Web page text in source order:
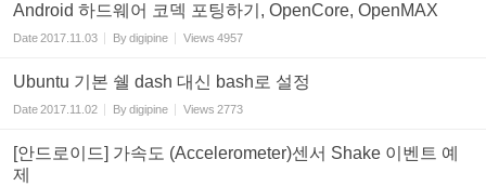
Android 하드웨어 코덱 포팅하기, OpenCore, OpenMAX
Date2017.11.03 Bydigipine Views 4957
Ubuntu 기본 쉘 dash 대신 bash로 설정
Date2017.11.02 Bydigipine Views 2773
[안드로이드] 가속도 (Accelerometer)센서 Shake 이벤트 예
제